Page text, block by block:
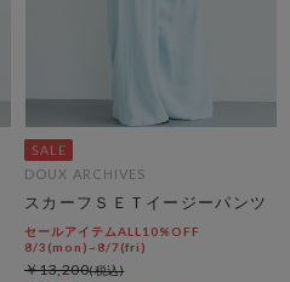
DOUX ARCHIVES
スカーフＳＥＴイージーパンツ
セールアイテムALL10%OFF
8/3(mon)~8/7(fri)
￥13,200